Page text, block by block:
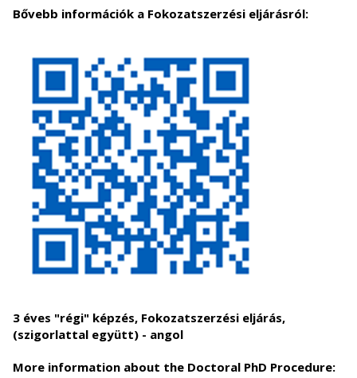
Bővebb információk a Fokozatszerzési eljárásról:
3 éves "régi" képzés, Fokozatszerzési eljárás,
(szigorlattal együtt) - angol
More information about the Doctoral PhD Procedure: